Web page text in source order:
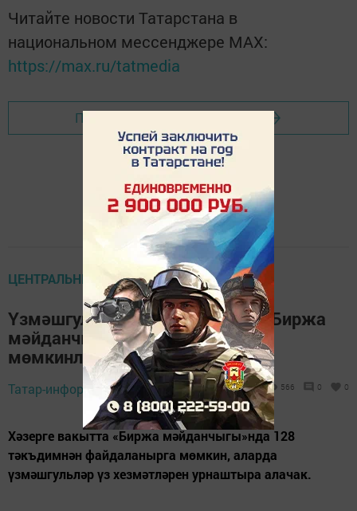
Читайте новости Татарстана в
национальном мессенджере MАХ:
https://max.ru/tatmedia
Перейти на страницу новости
ЦЕНТРАЛЬНЫЕ НОВОСТИ
Үзмәшгуль татарстанлыларга «Биржа
мәйданчыгы»ннан файдалану
мөмкинлеге бирелде
Татар-информ, 2 апрель 2019 - 10:09 566 0 0
Хәзерге вакытта «Биржа мәйданчыгы»нда 128
тәкъдимнән файдаланырга мөмкин, аларда
үзмәшгульләр үз хезмәтләрен урнаштыра алачак.